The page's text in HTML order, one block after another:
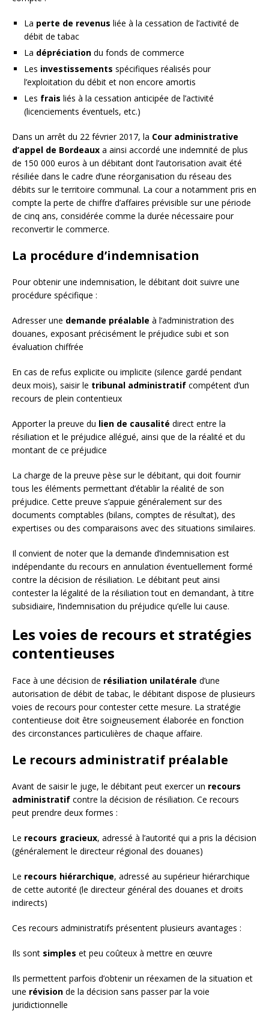
La perte de revenus liée à la cessation de l’activité de
débit de tabac
La dépréciation du fonds de commerce
Les investissements spécifiques réalisés pour
l’exploitation du débit et non encore amortis
Les frais liés à la cessation anticipée de l’activité
(licenciements éventuels, etc.)
Dans un arrêt du 22 février 2017, la Cour administrative
d’appel de Bordeaux a ainsi accordé une indemnité de plus
de 150 000 euros à un débitant dont l’autorisation avait été
résiliée dans le cadre d’une réorganisation du réseau des
débits sur le territoire communal. La cour a notamment pris en
compte la perte de chiffre d’affaires prévisible sur une période
de cinq ans, considérée comme la durée nécessaire pour
reconvertir le commerce.
La procédure d’indemnisation
Pour obtenir une indemnisation, le débitant doit suivre une
procédure spécifique :
Adresser une demande préalable à l’administration des
douanes, exposant précisément le préjudice subi et son
évaluation chiffrée
En cas de refus explicite ou implicite (silence gardé pendant
deux mois), saisir le tribunal administratif compétent d’un
recours de plein contentieux
Apporter la preuve du lien de causalité direct entre la
résiliation et le préjudice allégué, ainsi que de la réalité et du
montant de ce préjudice
La charge de la preuve pèse sur le débitant, qui doit fournir
tous les éléments permettant d’établir la réalité de son
préjudice. Cette preuve s’appuie généralement sur des
documents comptables (bilans, comptes de résultat), des
expertises ou des comparaisons avec des situations similaires.
Il convient de noter que la demande d’indemnisation est
indépendante du recours en annulation éventuellement formé
contre la décision de résiliation. Le débitant peut ainsi
contester la légalité de la résiliation tout en demandant, à titre
subsidiaire, l’indemnisation du préjudice qu’elle lui cause.
Les voies de recours et stratégies
contentieuses
Face à une décision de résiliation unilatérale d’une
autorisation de débit de tabac, le débitant dispose de plusieurs
voies de recours pour contester cette mesure. La stratégie
contentieuse doit être soigneusement élaborée en fonction
des circonstances particulières de chaque affaire.
Le recours administratif préalable
Avant de saisir le juge, le débitant peut exercer un recours
administratif contre la décision de résiliation. Ce recours
peut prendre deux formes :
Le recours gracieux, adressé à l’autorité qui a pris la décision
(généralement le directeur régional des douanes)
Le recours hiérarchique, adressé au supérieur hiérarchique
de cette autorité (le directeur général des douanes et droits
indirects)
Ces recours administratifs présentent plusieurs avantages :
Ils sont simples et peu coûteux à mettre en œuvre
Ils permettent parfois d’obtenir un réexamen de la situation et
une révision de la décision sans passer par la voie
juridictionnelle